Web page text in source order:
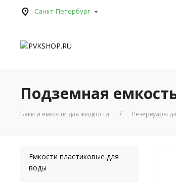
Санкт-Петербург
Подземная
Баки и емкости для жидкости Резервуары
Емкости пластиковые для
воды